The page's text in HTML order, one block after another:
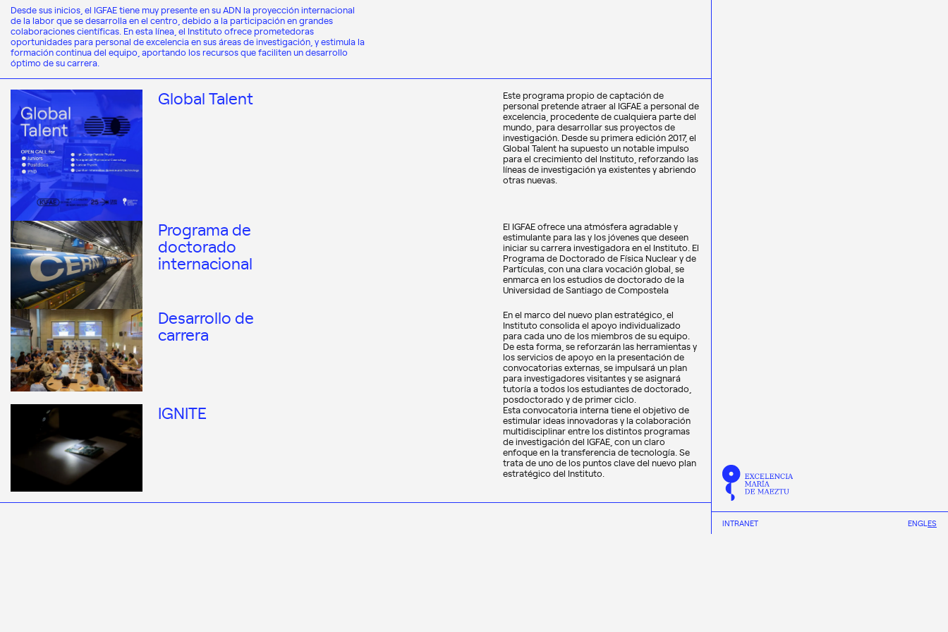
INTRANET ENGLES
Desde sus inicios, el IGFAE tiene muy presente en su ADN la proyección internacional
de la labor que se desarrolla en el centro, debido a la participación en grandes
colaboraciones científicas. En esta línea, el Instituto ofrece prometedoras
oportunidades para personal de excelencia en sus áreas de investigación, y estimula la
formación continua del equipo, aportando los recursos que faciliten un desarrollo
óptimo de su carrera.
Global Talent
Este programa propio de captación de
personal pretende atraer al IGFAE a personal de
excelencia, procedente de cualquiera parte del
mundo, para desarrollar sus proyectos de
investigación. Desde su primera edición 2017, el
Global Talent ha supuesto un notable impulso
para el crecimiento del Instituto, reforzando las
líneas de investigación ya existentes y abriendo
otras nuevas.
Programa de
doctorado
internacional
El IGFAE ofrece una atmósfera agradable y
estimulante para las y los jóvenes que deseen
iniciar su carrera investigadora en el Instituto. El
Programa de Doctorado de Física Nuclear y de
Partículas, con una clara vocación global, se
enmarca en los estudios de doctorado de la
Universidad de Santiago de Compostela
Desarrollo de
carrera
En el marco del nuevo plan estratégico, el
Instituto consolida el apoyo individualizado
para cada uno de los miembros de su equipo.
De esta forma, se reforzarán las herramientas y
los servicios de apoyo en la presentación de
convocatorias externas, se impulsará un plan
para investigadores visitantes y se asignará
tutoría a todos los estudiantes de doctorado,
posdoctorado y de primer ciclo.
IGNITE
Esta convocatoria interna tiene el objetivo de
estimular ideas innovadoras y la colaboración
multidisciplinar entre los distintos programas
de investigación del IGFAE, con un claro
enfoque en la transferencia de tecnología. Se
trata de uno de los puntos clave del nuevo plan
estratégico del Instituto.